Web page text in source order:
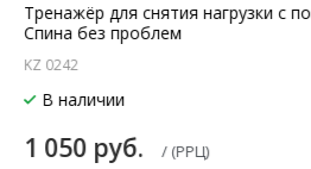
Тренажёр для снятия нагрузки с
Cпина без проблем
KZ 0242
В наличии
1 050 руб. / (РРЦ)